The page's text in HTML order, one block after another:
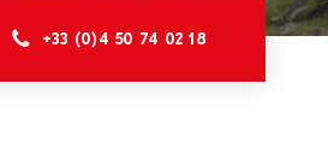
+33 (0)4 50 74 02 18